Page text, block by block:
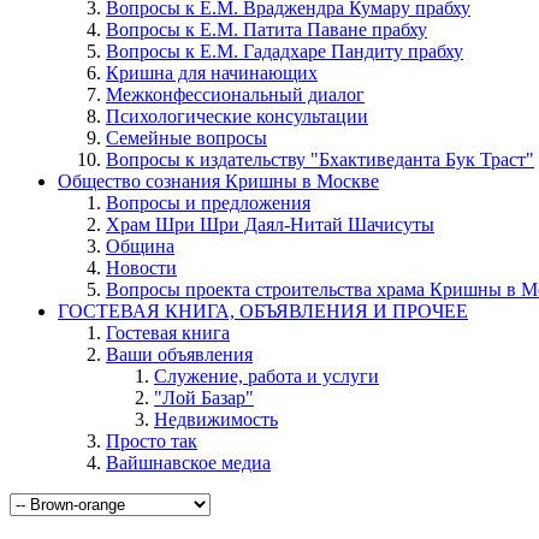
Вопросы к Е.М. Враджендра Кумару прабху
Вопросы к Е.М. Патита Паване прабху
Вопросы к Е.М. Гададхаре Пандиту прабху
Кришна для начинающих
Межконфессиональный диалог
Психологические консультации
Семейные вопросы
Вопросы к издательству "Бхактиведанта Бук Траст"
Общество сознания Кришны в Москве
Вопросы и предложения
Храм Шри Шри Даял-Нитай Шачисуты
Община
Новости
Вопросы проекта строительства храма Кришны в
ГОСТЕВАЯ КНИГА, ОБЪЯВЛЕНИЯ И ПРОЧЕЕ
Гостевая книга
Ваши объявления
Служение, работа и услуги
"Лой Базар"
Недвижимость
Просто так
Вайшнавское медиа